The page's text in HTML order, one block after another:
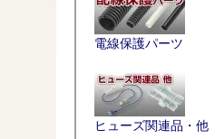
電線保護パーツ
ヒューズ関連品・他